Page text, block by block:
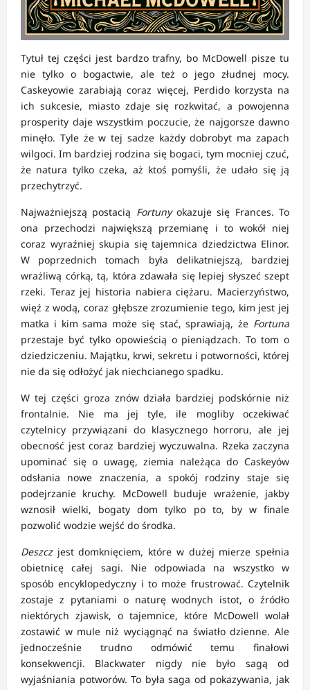
Tytuł tej części jest bardzo trafny, bo McDowell pisze tu
nie tylko o bogactwie, ale też o jego złudnej mocy.
Caskeyowie zarabiają coraz więcej, Perdido korzysta na
ich sukcesie, miasto zdaje się rozkwitać, a powojenna
prosperity daje wszystkim poczucie, że najgorsze dawno
minęło. Tyle że w tej sadze każdy dobrobyt ma zapach
wilgoci. Im bardziej rodzina się bogaci, tym mocniej czuć,
że natura tylko czeka, aż ktoś pomyśli, że udało się ją
przechytrzyć.
Najważniejszą postacią Fortunyokazuje się Frances. To
ona przechodzi największą przemianę i to wokół niej
coraz wyraźniej skupia się tajemnica dziedzictwa Elinor.
W poprzednich tomach była delikatniejszą, bardziej
wrażliwą córką, tą, która zdawała się lepiej słyszeć szept
rzeki. Teraz jej historia nabiera ciężaru. Macierzyństwo,
więź z wodą, coraz głębsze zrozumienie tego, kim jest jej
matka i kim sama może się stać, sprawiają, że Fortuna
przestaje być tylko opowieścią o pieniądzach. To tom o
dziedziczeniu. Majątku, krwi, sekretu i potworności, której
nie da się odłożyć jak niechcianego spadku.
W tej części groza znów działa bardziej podskórnie niż
frontalnie. Nie ma jej tyle, ile mogliby oczekiwać
czytelnicy przywiązani do klasycznego horroru, ale jej
obecność jest coraz bardziej wyczuwalna. Rzeka zaczyna
upominać się o uwagę, ziemia należąca do Caskeyów
odsłania nowe znaczenia, a spokój rodziny staje się
podejrzanie kruchy. McDowell buduje wrażenie, jakby
wznosił wielki, bogaty dom tylko po to, by w finale
pozwolić wodzie wejść do środka.
Deszczjest domknięciem, które w dużej mierze spełnia
obietnicę całej sagi. Nie odpowiada na wszystko w
sposób encyklopedyczny i to może frustrować. Czytelnik
zostaje z pytaniami o naturę wodnych istot, o źródło
niektórych zjawisk, o tajemnice, które McDowell wolał
zostawić w mule niż wyciągnąć na światło dzienne. Ale
jednocześnie trudno odmówić temu finałowi
konsekwencji. Blackwater nigdy nie było sagą od
wyjaśniania potworów. To była saga od pokazywania, jak